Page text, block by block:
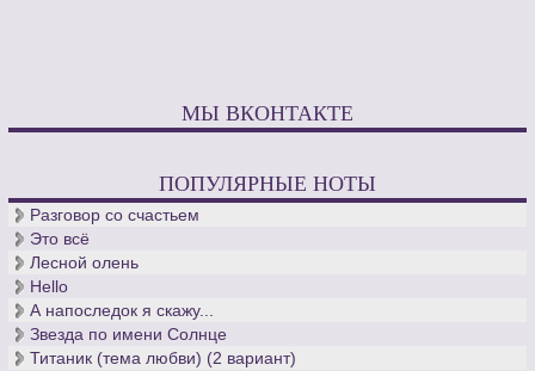
МЫ ВКОНТАКТЕ
ПОПУЛЯРНЫЕ НОТЫ
Разговор со счастьем
Это всё
Лесной олень
Hello
А напоследок я скажу...
Звезда по имени Солнце
Титаник (тема любви) (2 вариант)